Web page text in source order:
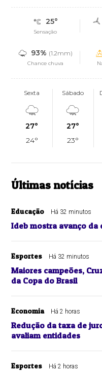
25°
Sensação
93% (1.2mm)
Chance chuva
Sexta
27°
24°
Sábado
27°
23°
Últimas notícias
Educação Há 32 minutos
Ideb mostra avanço da
Esportes Há 32 minutos
Maiores campeões,
da Copa do Brasil
Economia Há 2 horas
Redução da taxa de
avaliam entidades
Esportes Há 2 horas